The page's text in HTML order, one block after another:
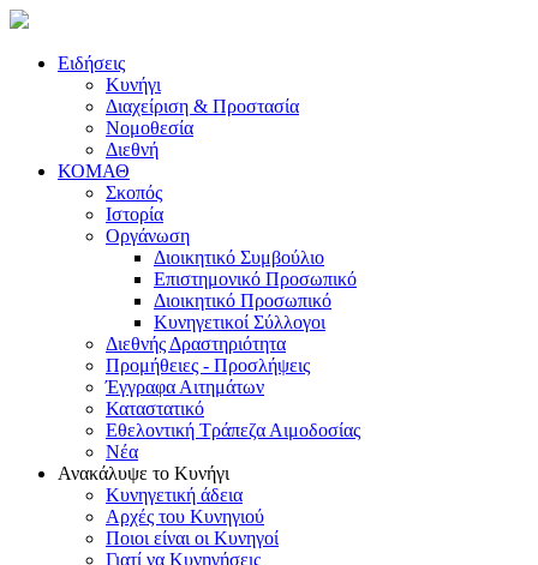
Ειδήσεις
Κυνήγι
Διαχείριση & Προστασία
Νομοθεσία
Διεθνή
ΚΟΜΑΘ
Σκοπός
Ιστορία
Οργάνωση
Διοικητικό Συμβούλιο
Επιστημονικό Προσωπικό
Διοικητικό Προσωπικό
Κυνηγετικοί Σύλλογοι
Διεθνής Δραστηριότητα
Προμήθειες - Προσλήψεις
Έγγραφα Αιτημάτων
Καταστατικό
Εθελοντική Τράπεζα Αιμοδοσίας
Νέα
Ανακάλυψε το Κυνήγι
Κυνηγετική άδεια
Αρχές του Κυνηγιού
Ποιοι είναι οι Κυνηγοί
Γιατί να Κυνηγήσεις